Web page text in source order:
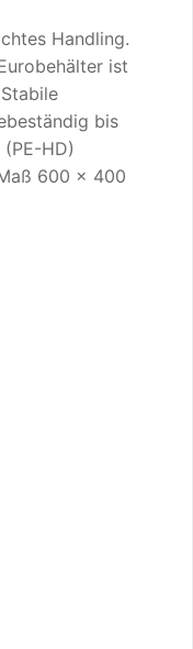
Handling.
ist
bis
HD)
600 x 400